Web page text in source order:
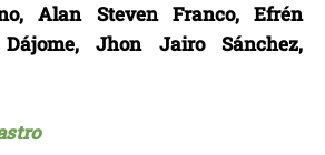
Alan Steven Franco, Efrén
Jhon Jairo Sánchez,